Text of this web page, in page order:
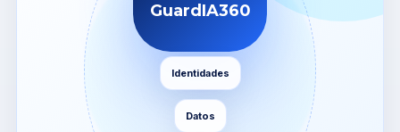
GuardIA360
Identidades
Datos